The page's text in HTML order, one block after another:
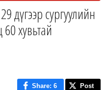
дүгээр сургуулийн
хувьтай
Share: 6 Post